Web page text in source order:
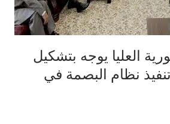
العليا يوجه بتشكيل
نظام البصمة في